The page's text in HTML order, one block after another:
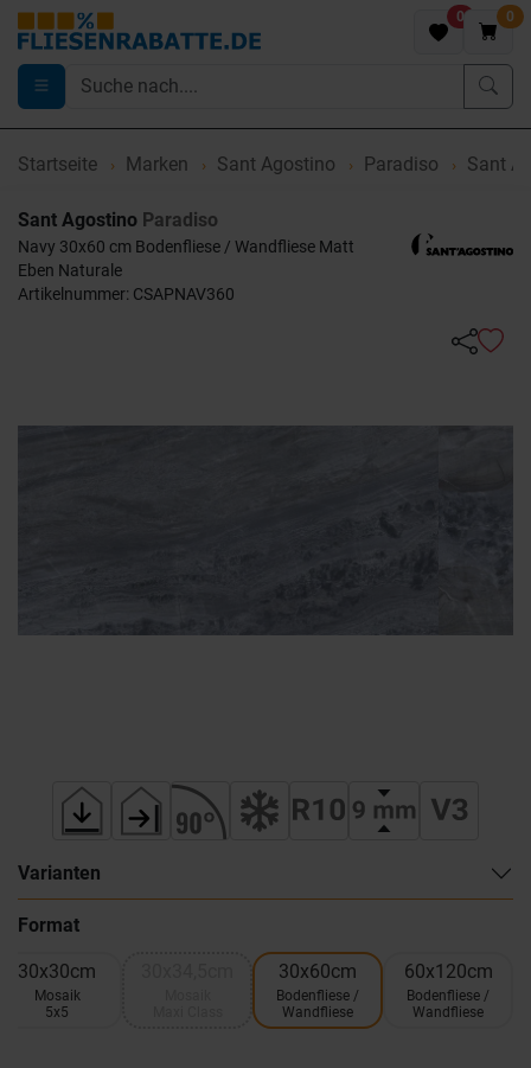
0 0
Startseite Marken Sant Agostino Paradiso Sant
Sant Agostino Paradiso
Navy 30x60 cm Bodenfliese / Wandfliese Matt
Eben Naturale
Artikelnummer: CSAPNAV360
Varianten
Format
30x30cm
Mosaik
5x5
30x60cm
Bodenfliese /
Wandfliese
60x120cm
Bodenfliese /
Wandfliese